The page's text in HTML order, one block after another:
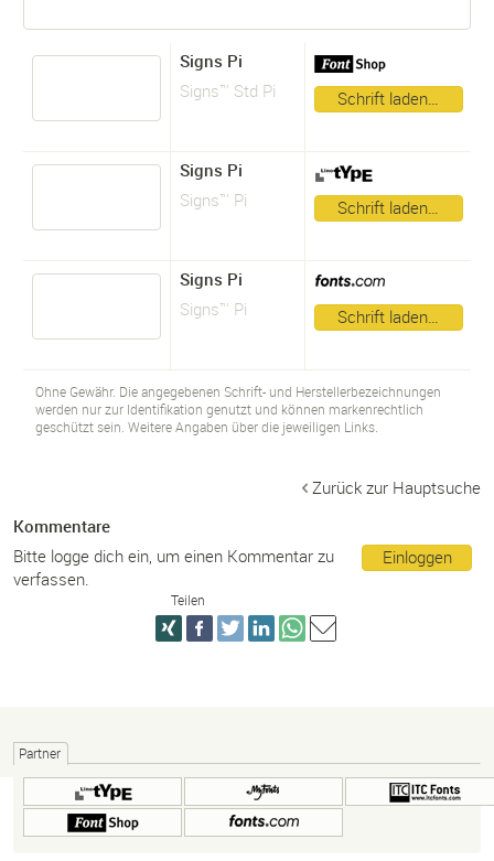
Signs Pi
Signs™ Std Pi
Schrift laden…
Signs Pi
Signs™ Pi
Schrift laden…
Signs Pi
Signs™ Pi
Schrift laden…
Ohne Gewähr. Die angegebenen Schrift- und Herstellerbezeichnungen
werden nur zur Identifikation genutzt und können markenrechtlich
geschützt sein. Weitere Angaben über die jeweiligen Links.
Zurück zur Hauptsuche
Kommentare
Einloggen
Bitte logge dich ein, um einen Kommentar zu
verfassen.
Teilen
Partner